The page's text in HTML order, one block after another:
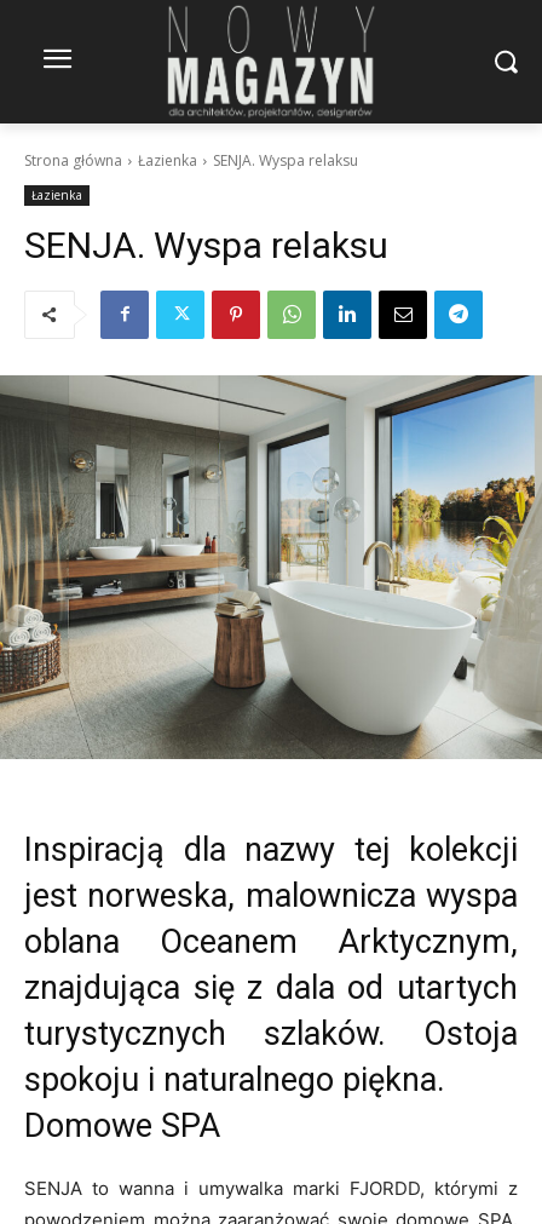
Strona główna Łazienka SENJA. Wyspa relaksu
Łazienka
SENJA. Wyspa relaksu
Inspiracją dla nazwy tej kolekcji
jest norweska, malownicza wyspa
oblana Oceanem Arktycznym,
znajdująca się z dala od utartych
turystycznych szlaków. Ostoja
spokoju i naturalnego piękna.
Domowe SPA
SENJA to wanna i umywalka marki FJORDD, którymi z
powodzeniem można zaaranżować swoje domowe SPA.